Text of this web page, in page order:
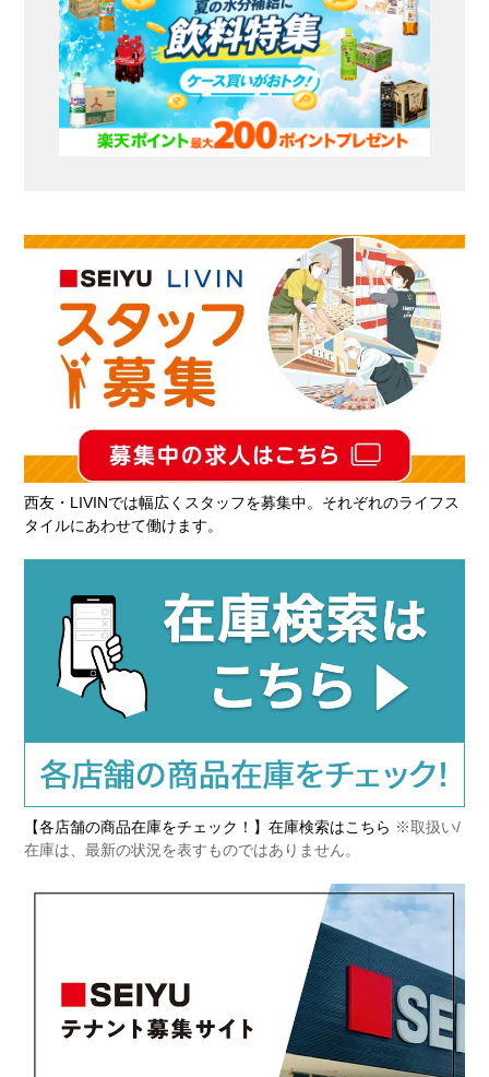
西友・LIVINでは幅広くスタッフを募集中。それぞれのライフス
タイルにあわせて働けます。
【各店舗の商品在庫をチェック！】在庫検索はこちら ※取扱い/
在庫は、最新の状況を表すものではありません。